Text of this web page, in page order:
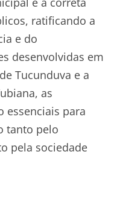
ratificando a
e do
desenvolvidas em
Tucunduva e a
as
essenciais para
tanto pelo
pela sociedade